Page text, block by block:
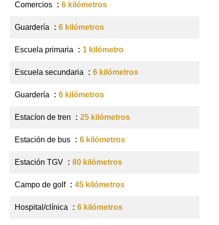
Comercios 6 kilómetros
Guardería 6 kilómetros
Escuela primaria 1 kilómetro
Escuela secundaria 6 kilómetros
Guardería 6 kilómetros
Estacíon de tren 25 kilómetros
Estación de bus 6 kilómetros
Estación TGV 80 kilómetros
Campo de golf 45 kilómetros
Hospital/clínica 6 kilómetros